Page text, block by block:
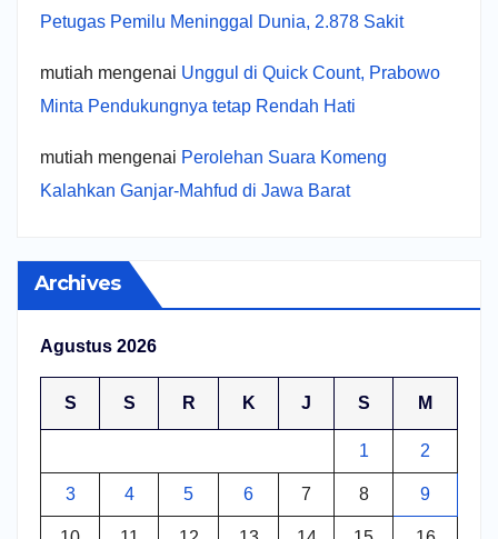
Petugas Pemilu Meninggal Dunia, 2.878 Sakit
mutiah mengenai Unggul di Quick Count, Prabowo
Minta Pendukungnya tetap Rendah Hati
mutiah mengenai Perolehan Suara Komeng
Kalahkan Ganjar-Mahfud di Jawa Barat
Archives
Agustus 2026
S S R K J S M
1 2
3 4 5 6 7 8 9